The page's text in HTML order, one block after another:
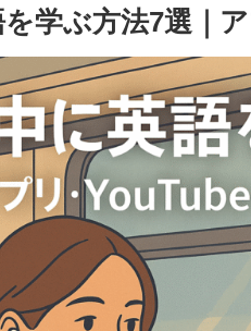
学ぶ方法7選｜